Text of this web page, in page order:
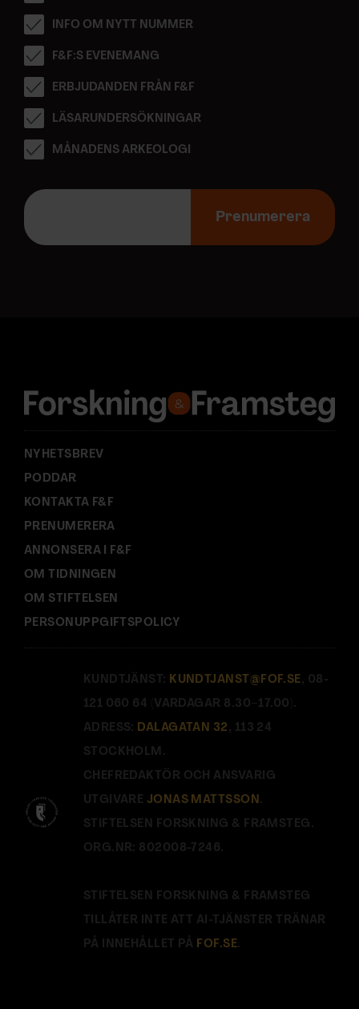
INFO OM NYTT NUMMER
F&F:S EVENEMANG
ERBJUDANDEN FRÅN F&F
LÄSARUNDERSÖKNINGAR
MÅNADENS ARKEOLOGI
E
p
s
:
Prenumerera
NYHETSBREV
PODDAR
KONTAKTA F&F
PRENUMERERA
ANNONSERA I F&F
OM TIDNINGEN
OM STIFTELSEN
PERSONUPPGIFTSPOLICY
KUNDTJÄNST: KUNDTJANST@FOF.SE , 08-
121 060 64 (VARDAGAR 8.30–17.00).
ADRESS: DALAGATAN 32 , 113 24
STOCKHOLM.
CHEFREDAKTÖR OCH ANSVARIG
UTGIVARE JONAS MATTSSON .
STIFTELSEN FORSKNING & FRAMSTEG.
ORG.NR: 802008-7246.
STIFTELSEN FORSKNING & FRAMSTEG
TILLÅTER INTE ATT AI-TJÄNSTER TRÄNAR
PÅ INNEHÅLLET PÅ FOF.SE.